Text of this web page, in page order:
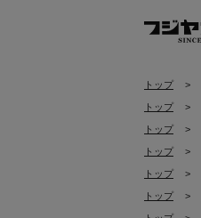
トップ >
トップ >
トップ >
トップ >
トップ >
トップ >